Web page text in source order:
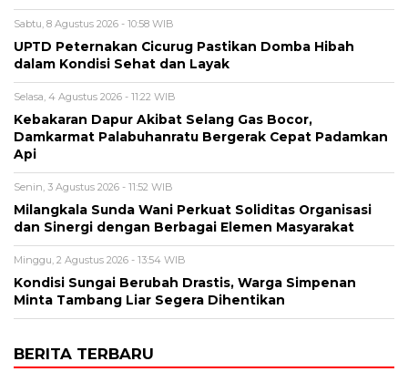
Sabtu, 8 Agustus 2026 - 10:58 WIB
UPTD Peternakan Cicurug Pastikan Domba Hibah
dalam Kondisi Sehat dan Layak
Selasa, 4 Agustus 2026 - 11:22 WIB
Kebakaran Dapur Akibat Selang Gas Bocor,
Damkarmat Palabuhanratu Bergerak Cepat Padamkan
Api
Senin, 3 Agustus 2026 - 11:52 WIB
Milangkala Sunda Wani Perkuat Soliditas Organisasi
dan Sinergi dengan Berbagai Elemen Masyarakat
Minggu, 2 Agustus 2026 - 13:54 WIB
Kondisi Sungai Berubah Drastis, Warga Simpenan
Minta Tambang Liar Segera Dihentikan
BERITA TERBARU